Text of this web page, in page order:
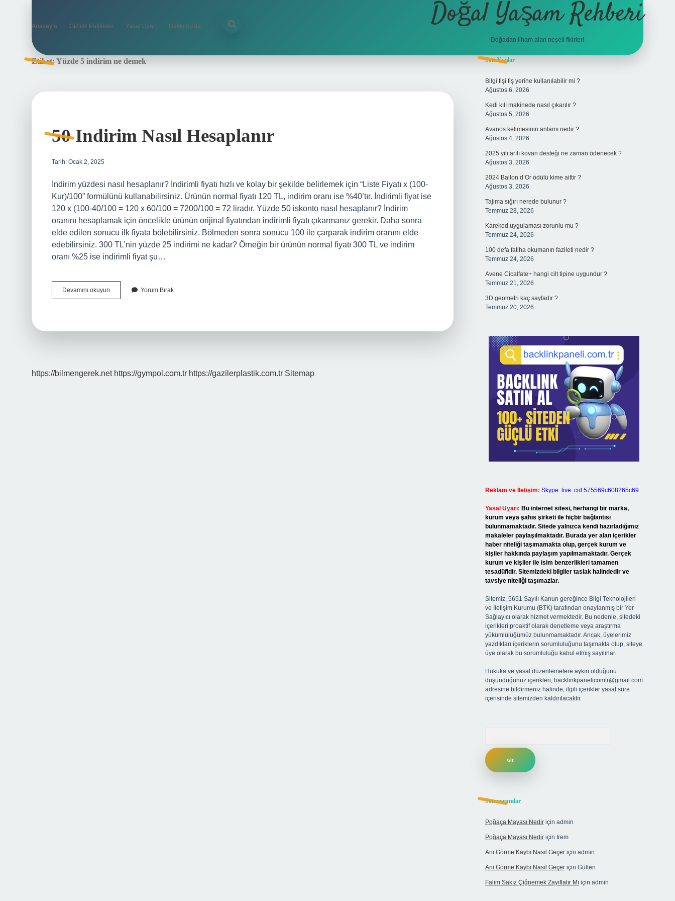
Anasayfa Gizlilik Politikası Yasal Uyarı Hakkımızda Doğal Yaşam Rehberi
Doğadan ilham alan neşeli fikirler!
Etiket: Yüzde 5 indirim ne demek
50 Indirim Nasıl Hesaplanır
Tarih: Ocak 2, 2025
İndirim yüzdesi nasıl hesaplanır? İndirimli fiyatı hızlı ve kolay bir şekilde belirlemek için “Liste Fiyatı x (100-
Kur)/100” formülünü kullanabilirsiniz. Ürünün normal fiyatı 120 TL, indirim oranı ise %40’tır. İndirimli fiyat ise
120 x (100-40/100 = 120 x 60/100 = 7200/100 = 72 liradır. Yüzde 50 iskonto nasıl hesaplanır? İndirim
oranını hesaplamak için öncelikle ürünün orijinal fiyatından indirimli fiyatı çıkarmanız gerekir. Daha sonra
elde edilen sonucu ilk fiyata bölebilirsiniz. Bölmeden sonra sonucu 100 ile çarparak indirim oranını elde
edebilirsiniz. 300 TL’nin yüzde 25 indirimi ne kadar? Örneğin bir ürünün normal fiyatı 300 TL ve indirim
oranı %25 ise indirimli fiyat şu…
Devamını okuyun
Indirim
Yorum Bırak
https://bilmengerek.net https://gympol.com.tr https://gazilerplastik.com.tr Sitemap
Sidebar
Son Yazılar
Bilgi fişi fiş yerine kullanılabilir mi ?
Ağustos 6, 2026
Kedi kılı makinede nasıl çıkarılır ?
Ağustos 5, 2026
Avanos kelimesinin anlamı nedir ?
Ağustos 4, 2026
2025 yılı arılı kovan desteği ne zaman ödenecek ?
Ağustos 3, 2026
2024 Ballon d’Or ödülü kime aittir ?
Ağustos 3, 2026
Tajima sığırı nerede bulunur ?
Temmuz 28, 2026
Karekod uygulaması zorunlu mu ?
Temmuz 24, 2026
100 defa fatiha okumanın fazileti nedir ?
Temmuz 24, 2026
Avene Cicalfate+ hangi cilt tipine uygundur ?
Temmuz 21, 2026
3D geometri kaç sayfadır ?
Temmuz 20, 2026
Reklam ve İletişim: Skype: live:.cid.575569c608265c69
Yasal Uyarı: Bu internet sitesi, herhangi bir marka,
kurum veya şahıs şirketi ile hiçbir bağlantısı
bulunmamaktadır. Sitede yalnızca kendi hazırladığımız
makaleler paylaşılmaktadır. Burada yer alan içerikler
haber niteliği taşımamakta olup, gerçek kurum ve
kişiler hakkında paylaşım yapılmamaktadır. Gerçek
kurum ve kişiler ile isim benzerlikleri tamamen
tesadüfidir. Sitemizdeki bilgiler taslak halindedir ve
tavsiye niteliği taşımazlar.
Sitemiz, 5651 Sayılı Kanun gereğince Bilgi Teknolojileri
ve İletişim Kurumu (BTK) tarafından onaylanmış bir Yer
Sağlayıcı olarak hizmet vermektedir. Bu nedenle, sitedeki
içerikleri proaktif olarak denetleme veya araştırma
yükümlülüğümüz bulunmamaktadır. Ancak, üyelerimiz
yazdıkları içeriklerin sorumluluğunu taşımakta olup, siteye
üye olarak bu sorumluluğu kabul etmiş sayılırlar.
Hukuka ve yasal düzenlemelere aykırı olduğunu
düşündüğünüz içerikleri, backlinkpanelicomtr@gmail.com
adresine bildirmeniz halinde, ilgili içerikler yasal süre
içerisinde sitemizden kaldırılacaktır.
Son yorumlar
Poğaça Mayası Nediriçin admin
Poğaça Mayası Nediriçin İrem
Ani Görme Kaybı Nasıl Geçeriçin admin
Ani Görme Kaybı Nasıl Geçeriçin Gülten
Falım Sakız Çiğnemek Zayıflatır Mıiçin admin